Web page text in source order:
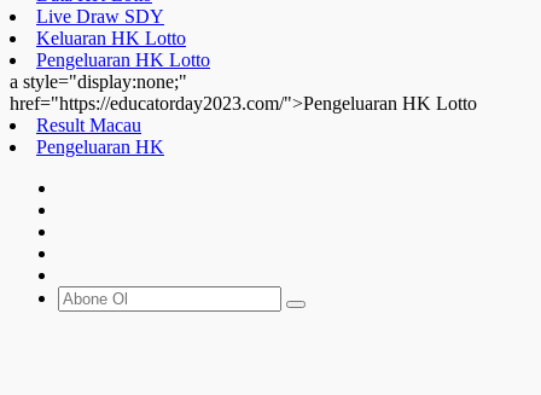
Live Draw SDY
Keluaran HK Lotto
Pengeluaran HK Lotto
a style="display:none;"
href="https://educatorday2023.com/">Pengeluaran HK Lotto
Result Macau
Pengeluaran HK